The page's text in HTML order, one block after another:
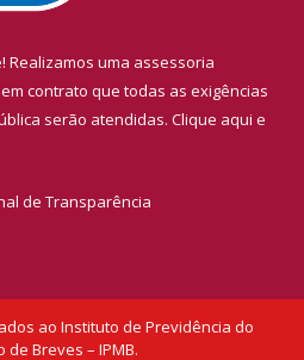
Realizamos uma assessoria
contrato que todas as exigências
serão atendidas. Clique aqui e
de Transparência
ao Instituto de Previdência do
de Breves – IPMB.